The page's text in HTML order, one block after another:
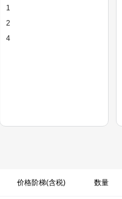
1
2
4
价格阶梯(含税) 数量